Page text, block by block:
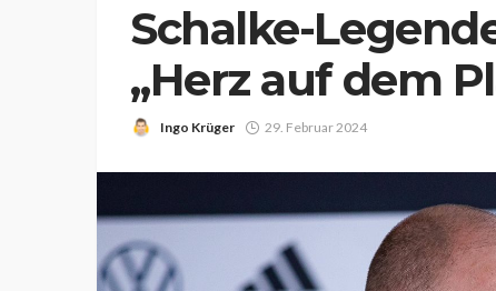
Schalke-
„Herz auf dem
Ingo Krüger 29. Februar 2024